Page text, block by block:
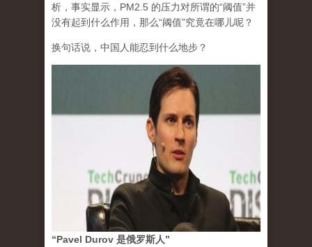
析，事实显示，PM2.5 的压力对所谓的“阈值”并
没有起到什么作用，那么“阈值”究竟在哪儿呢？
换句话说，中国人能忍到什么地步？
“Pavel Durov 是俄罗斯人”